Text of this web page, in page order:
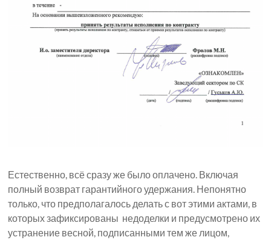
Естественно, всё сразу же было оплачено. Включая
полный возврат гарантийного удержания. Непонятно
только, что предполагалось делать с вот этими актами, в
которых зафиксированы недоделки и предусмотрено их
устранение весной, подписанными тем же лицом,